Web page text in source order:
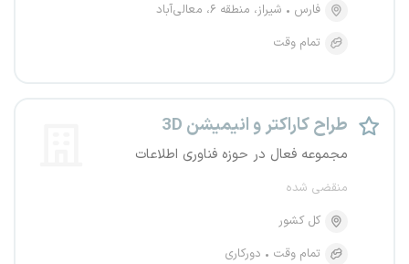
فارس
شیراز، منطقه ۶، معالی‌آباد
تمام وقت
طراح کاراکتر و انیمیشن 3D
مجموعه فعال در حوزه فناوری اطلاعات
منقضی شده
کل کشور
تمام وقت
دورکاری